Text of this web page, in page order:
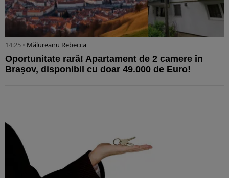
14:25 • Mălureanu Rebecca
Oportunitate rară! Apartament de 2 camere în
Brașov, disponibil cu doar 49.000 de Euro!